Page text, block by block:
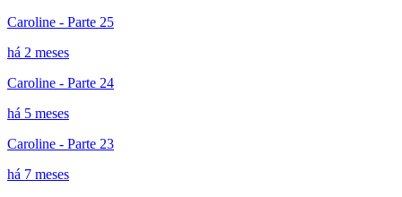
Caroline - Parte 25
há 2 meses
Caroline - Parte 24
há 5 meses
Caroline - Parte 23
há 7 meses